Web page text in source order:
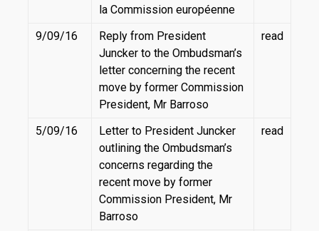
la Commission européenne
9/09/16
Reply from President
Juncker to the Ombudsman’s
letter concerning the recent
move by former Commission
President, Mr Barroso
read
5/09/16
Letter to President Juncker
outlining the Ombudsman’s
concerns regarding the
recent move by former
Commission President, Mr
Barroso
read